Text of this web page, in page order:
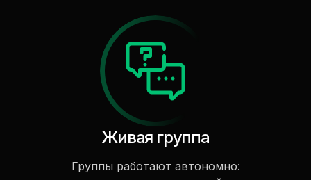
Живая группа
Группы работают автономно: